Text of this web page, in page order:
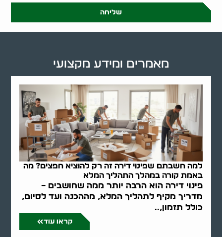
שליחה
למה חשבתם שפינוי דירה זה רק להוציא חפצים? מה
באמת קורה במהלך התהליך המלא
פינוי דירה הוא הרבה יותר ממה שחושבים –
מדריך מקיף לתהליך המלא, מההכנה ועד לסיום,
כולל תזמון,..
קראו עוד
מאמרים ומידע מקצועי